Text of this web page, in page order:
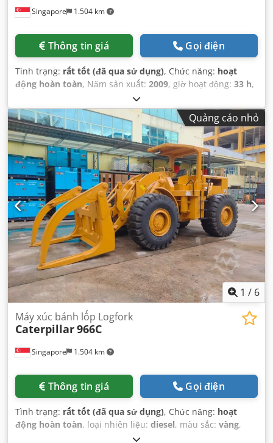
Singapore 1.504 km
Thông tin giá Gọi điện
Tình trạng: rất tốt (đã qua sử dụng), Chức năng: hoạt
động hoàn toàn, Năm sản xuất: 2009, giờ hoạt động: 33 h,
CAT00D7GLC7G01263
Quảng cáo nhỏ
1 / 6
Singapore 1.504 km
Máy xúc bánh lốp Logfork
Caterpillar966C
Thông tin giá Gọi điện
Tình trạng: rất tốt (đã qua sử dụng), Chức năng: hoạt
động hoàn toàn, loại nhiên liệu: diesel, màu sắc: vàng,
, tình trạng truyền động: